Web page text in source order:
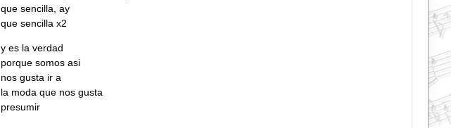
que sencilla, ay
que sencilla x2
y es la verdad
porque somos asi
nos gusta ir a
la moda que nos gusta
presumir